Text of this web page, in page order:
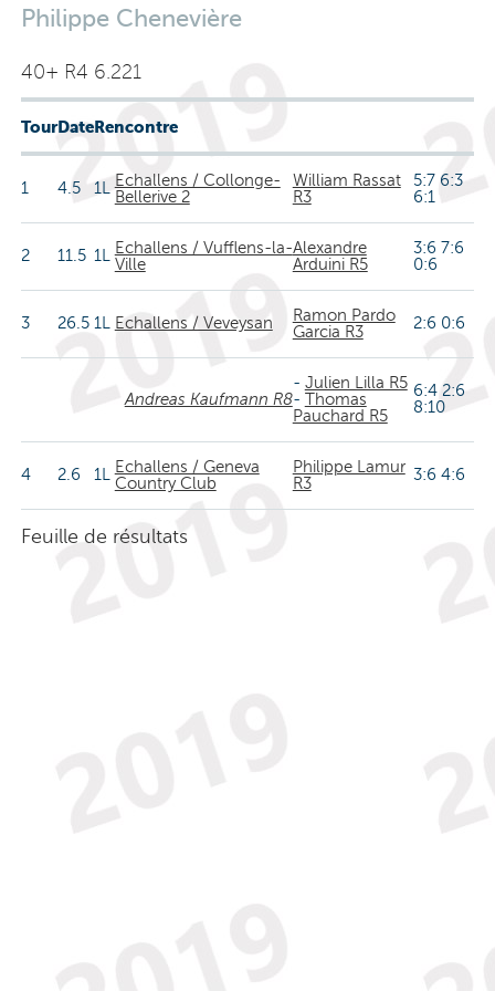
Philippe Chenevière
40+ R4 6.221
TourDateRencontre
1 4.5 1LEchallens / Collonge-
Bellerive 2
William Rassat
R3
5:7 6:3
6:1
2 11.5 1LEchallens / Vufflens-la-
Ville
Alexandre
Arduini R5
3:6 7:6
0:6
3 26.5 1L Echallens / Veveysan
Ramon Pardo
Garcia R3
2:6 0:6
Andreas Kaufmann R8
- Julien Lilla R5
- Thomas
Pauchard R5
6:4 2:6
8:10
4 2.6 1LEchallens / Geneva
Country Club
Philippe Lamur
R3
3:6 4:6
Feuille de résultats